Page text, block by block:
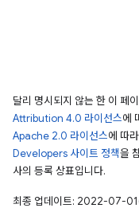
달리 명시되지 않는 한 이 페
Attribution 4.0 라이선스에
Apache 2.0 라이선스에 따
Developers 사이트 정책을
사의 등록 상표입니다.
최종 업데이트: 2022-07-